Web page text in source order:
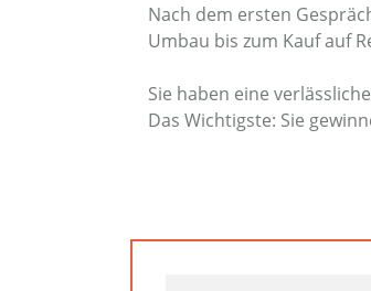
Nach dem ersten
Umbau bis zum Kauf auf
Sie haben eine
Das Wichtigste: Sie